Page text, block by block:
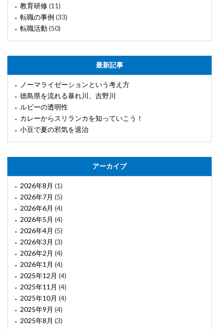
教育研修(11)
転職の事例 (33)
転職活動 (50)
最新記事
ノーマライゼーションという考え方
徳島県を流れる暴れ川、吉野川
ルビーの透明性
カレーからスリランカを知っていこう！
小豆で夏の邪気を退治
アーカイブ
2026年8月 (1)
2026年7月 (5)
2026年6月 (4)
2026年5月 (4)
2026年4月 (5)
2026年3月 (3)
2026年2月 (4)
2026年1月 (4)
2025年12月 (4)
2025年11月 (4)
2025年10月 (4)
2025年9月 (4)
2025年8月 (3)